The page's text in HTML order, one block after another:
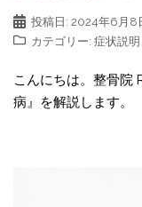
投稿日: 2024年6月8
カテゴリー: 症状説明
こんにちは。整骨院
病』を解説します。